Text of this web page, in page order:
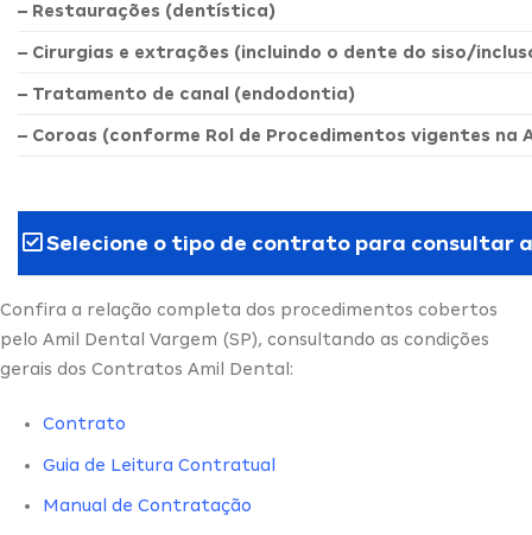
– Restaurações (dentística)
– Cirurgias e extrações (incluindo o dente do siso/
– Tratamento de canal (endodontia)
– Coroas (conforme Rol de Procedimentos vigentes na
Selecione o tipo de contrato para consultar
Confira a relação completa dos procedimentos cobertos
pelo Amil Dental Vargem (SP), consultando as condições
gerais dos Contratos Amil Dental:
Contrato
Guia de Leitura Contratual
Manual de Contratação